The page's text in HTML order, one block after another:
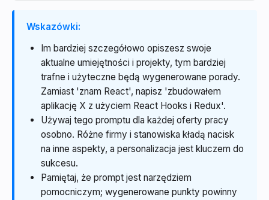
Wskazówki:
Im bardziej szczegółowo opiszesz swoje
aktualne umiejętności i projekty, tym bardziej
trafne i użyteczne będą wygenerowane porady.
Zamiast 'znam React', napisz 'zbudowałem
aplikację X z użyciem React Hooks i Redux'.
Używaj tego promptu dla każdej oferty pracy
osobno. Różne firmy i stanowiska kładą nacisk
na inne aspekty, a personalizacja jest kluczem do
sukcesu.
Pamiętaj, że prompt jest narzędziem
pomocniczym; wygenerowane punkty powinny